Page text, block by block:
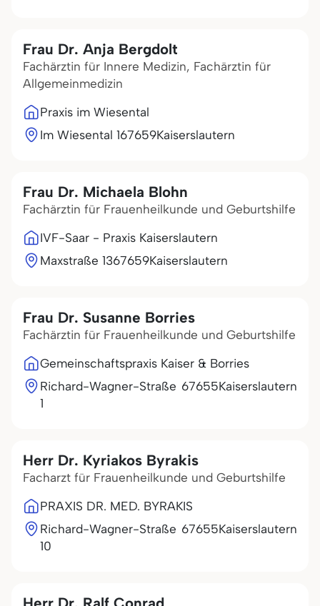
Frau Dr. Anja Bergdolt
Fachärztin für Innere Medizin, Fachärztin für
Allgemeinmedizin
Praxis im Wiesental
Im Wiesental 167659Kaiserslautern
Frau Dr. Michaela Blohn
Fachärztin für Frauenheilkunde und Geburtshilfe
IVF-Saar - Praxis Kaiserslautern
Maxstraße 1367659Kaiserslautern
Frau Dr. Susanne Borries
Fachärztin für Frauenheilkunde und Geburtshilfe
Gemeinschaftspraxis Kaiser & Borries
Richard-Wagner-Straße
1
67655Kaiserslautern
Herr Dr. Kyriakos Byrakis
Facharzt für Frauenheilkunde und Geburtshilfe
PRAXIS DR. MED. BYRAKIS
Richard-Wagner-Straße
10
67655Kaiserslautern